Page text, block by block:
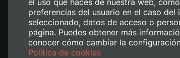
el uso que haces de nuestra web,
preferencias del usuario en el caso del
seleccionado, datos de acceso o
página. Puedes obtener más
conocer cómo cambiar la
Política de cookies